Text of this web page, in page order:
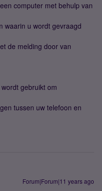
computer met behulp van
waarin u wordt gevraagd
de melding door van
gebruikt om
tussen uw telefoon en
Forum|Forum|11 years ago